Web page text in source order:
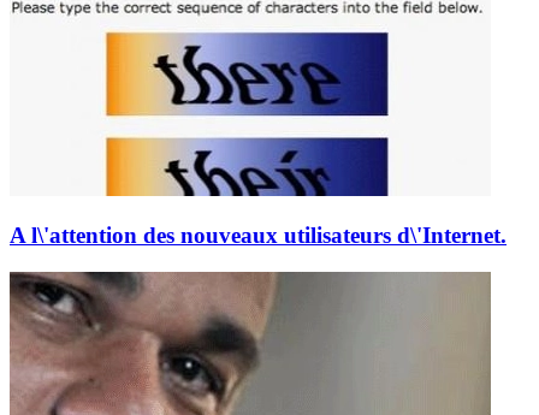
A l\'attention des nouveaux utilisateurs d\'Internet.